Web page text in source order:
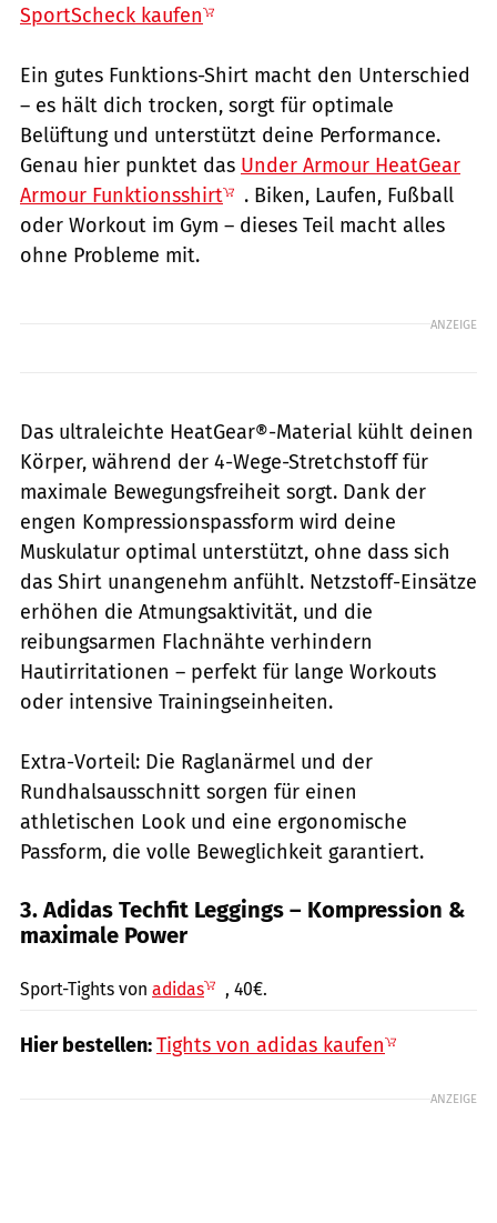
SportScheck kaufen
Ein gutes Funktions-Shirt macht den Unterschied
– es hält dich trocken, sorgt für optimale
Belüftung und unterstützt deine Performance.
Genau hier punktet das Under Armour HeatGear
Armour Funktionsshirt
. Biken, Laufen, Fußball
oder Workout im Gym – dieses Teil macht alles
ohne Probleme mit.
ANZEIGE
Das ultraleichte HeatGear®-Material kühlt deinen
Körper, während der 4-Wege-Stretchstoff für
maximale Bewegungsfreiheit sorgt. Dank der
engen Kompressionspassform wird deine
Muskulatur optimal unterstützt, ohne dass sich
das Shirt unangenehm anfühlt. Netzstoff-Einsätze
erhöhen die Atmungsaktivität, und die
reibungsarmen Flachnähte verhindern
Hautirritationen – perfekt für lange Workouts
oder intensive Trainingseinheiten.
Extra-Vorteil: Die Raglanärmel und der
Rundhalsausschnitt sorgen für einen
athletischen Look und eine ergonomische
Passform, die volle Beweglichkeit garantiert.
3. Adidas Techfit Leggings – Kompression &
maximale Power
Sport-Tights von adidas , 40€.
Hier bestellen:Tights von adidas kaufen
ANZEIGE